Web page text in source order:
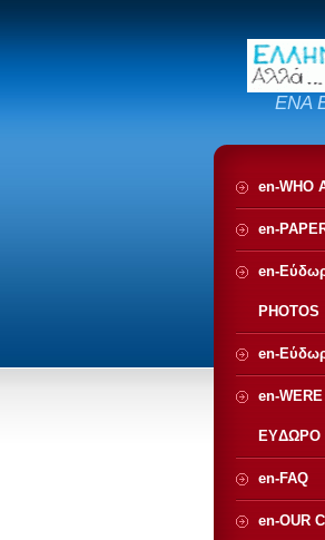
ΕΝΑ
en-WHO
en-
en-
PHOTOS
en-
en-
EYΔΩΡΟ
en-FAQ
en-OUR